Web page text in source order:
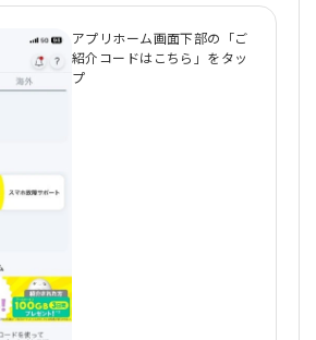
アプリホーム画面下部の「ご
紹介コードはこちら」をタッ
プ